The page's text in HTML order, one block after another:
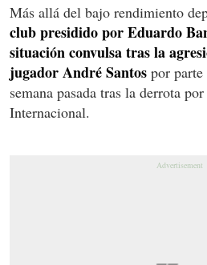
Más allá del bajo rendimiento
club presidido por Eduardo
situación convulsa tras la
jugador André Santos por
semana pasada tras la derrota
Internacional.